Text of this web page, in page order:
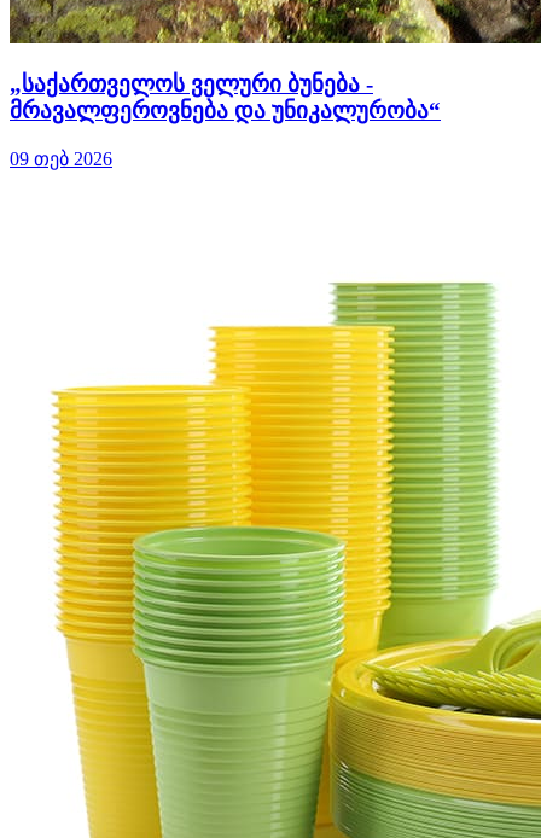
„საქართველოს ველური ბუნება -
მრავალფეროვნება და უნიკალურობა“
09 თებ 2026